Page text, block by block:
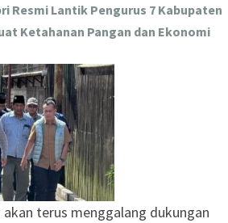
Resmi Lantik Pengurus 7 Kabupaten
Ketahanan Pangan dan Ekonomi
akan terus menggalang dukungan